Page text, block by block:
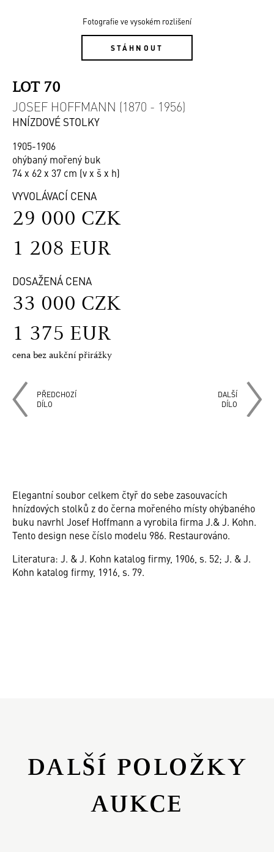
Fotografie ve vysokém rozlišení
STÁHNOUT
LOT 70
JOSEF HOFFMANN (1870 - 1956)
HNÍZDOVÉ STOLKY
1905-1906
ohýbaný mořený buk
74 x 62 x 37 cm (v x š x h)
VYVOLÁVACÍ CENA
29 000 CZK
1 208 EUR
DOSAŽENÁ CENA
33 000 CZK
1 375 EUR
cena bez aukční přirážky
PŘEDCHOZÍ
DÍLO
DALŠÍ
DÍLO
Elegantní soubor celkem čtyř do sebe zasouvacích
hnízdových stolků z do černa mořeného místy ohýbaného
buku navrhl Josef Hoffmann a vyrobila firma J.& J. Kohn.
Tento design nese číslo modelu 986. Restaurováno.
Literatura: J. & J. Kohn katalog firmy, 1906, s. 52; J. & J.
Kohn katalog firmy, 1916, s. 79.
DALŠÍ POLOŽKY
AUKCE